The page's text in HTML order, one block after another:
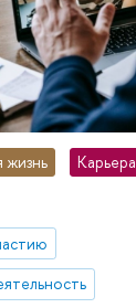
жизнь
Карьера